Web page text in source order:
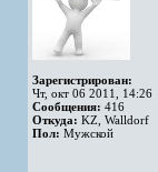
Зарегистрирован:
Чт, окт 06 2011, 14:26
Сообщения: 416
Откуда: KZ, Walldorf
Пол: Мужской